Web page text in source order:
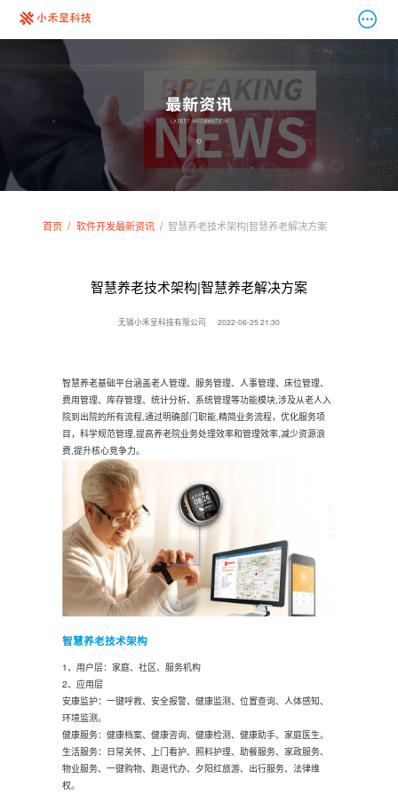
首页 软件开发最新资讯 智慧养老技术架构|智慧养老解决方案
智慧养老技术架构|智慧养老解决方案
无锡小禾呈科技有限公司 2022-06-25 21:30
智慧养老基础平台涵盖老人管理、服务管理、人事管理、床位管理、
费用管理、库存管理、统计分析、系统管理等功能模块,涉及从老人入
院到出院的所有流程,通过明确部门职能,精简业务流程，优化服务项
目，科学规范管理,提高养老院业务处理效率和管理效率,减少资源浪
费,提升核心竞争力。
智慧养老技术架构
1、用户层：家庭、社区、服务机构
2、应用层
安康监护：一键呼救、安全报警、健康监测、位置查询、人体感知、
环境监测。
健康服务：健康档案、健康咨询、健康检测、健康助手、家庭医生。
生活服务：日常关怀、上门看护、照料护理、助餐服务、家政服务、
物业服务、一键购物、跑退代办、夕阳红旅游、出行服务、法律维
权。